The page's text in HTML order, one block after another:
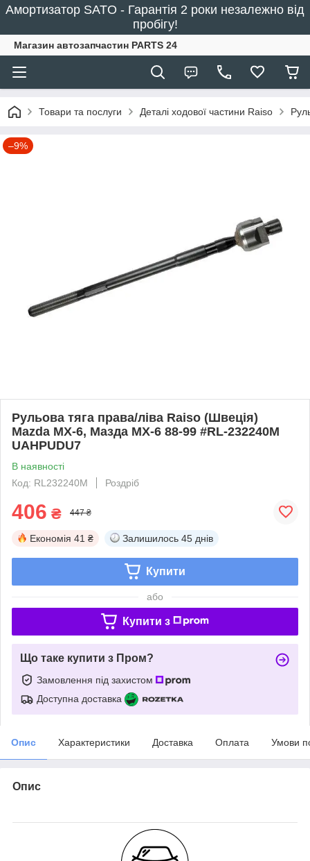
Амортизатор SATO - Гарантія 2 роки незалежно від
пробігу!
Магазин автозапчастин PARTS 24
Товари та послуги Деталі ходової частини Raiso
–9%
Рульова тяга права/ліва Raiso (Швеція)
Mazda MX-6, Мазда МХ-6 88-99 #RL-232240M
UAHPUDU7
В наявності
Код: RL232240M
Роздріб
406 ₴ 447 ₴
Економія 41 ₴ Залишилось 45 днів
Купити
або
Купити з
Що таке купити з Пром?
Замовлення під захистом
Доступна доставка
Опис Характеристики Доставка Оплата Умови
Опис